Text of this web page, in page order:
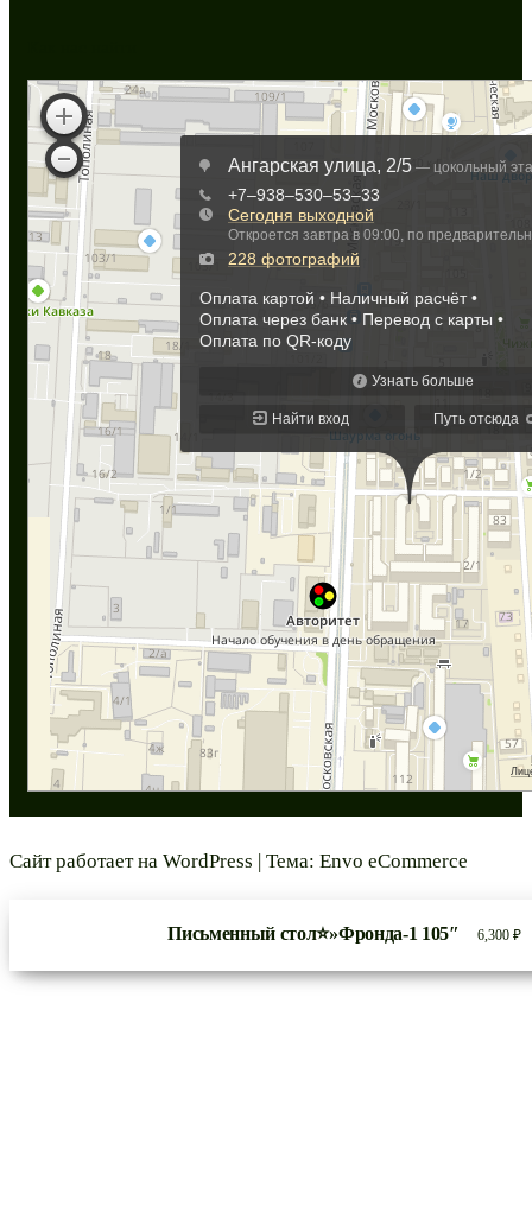
Сайт работает на WordPress | Тема: Envo eCommerce
Письменный стол⭐»Фронда-1 105″ 6,300 ₽